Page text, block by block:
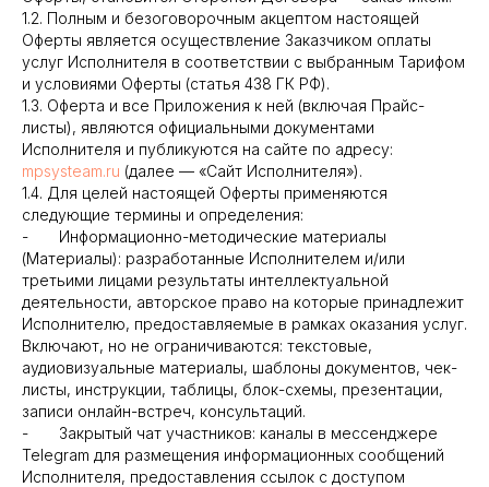
1.2. Полным и безоговорочным акцептом настоящей
Оферты является осуществление Заказчиком оплаты
услуг Исполнителя в соответствии с выбранным Тарифом
и условиями Оферты (статья 438 ГК РФ).
1.3. Оферта и все Приложения к ней (включая Прайс-
листы), являются официальными документами
Исполнителя и публикуются на сайте по адресу:
mpsysteam.ru (далее — «Сайт Исполнителя»).
1.4. Для целей настоящей Оферты применяются
следующие термины и определения:
- Информационно-методические материалы
(Материалы): разработанные Исполнителем и/или
третьими лицами результаты интеллектуальной
деятельности, авторское право на которые принадлежит
Исполнителю, предоставляемые в рамках оказания услуг.
Включают, но не ограничиваются: текстовые,
аудиовизуальные материалы, шаблоны документов, чек-
листы, инструкции, таблицы, блок-схемы, презентации,
записи онлайн-встреч, консультаций.
- Закрытый чат участников: каналы в мессенджере
Telegram для размещения информационных сообщений
Исполнителя, предоставления ссылок с доступом